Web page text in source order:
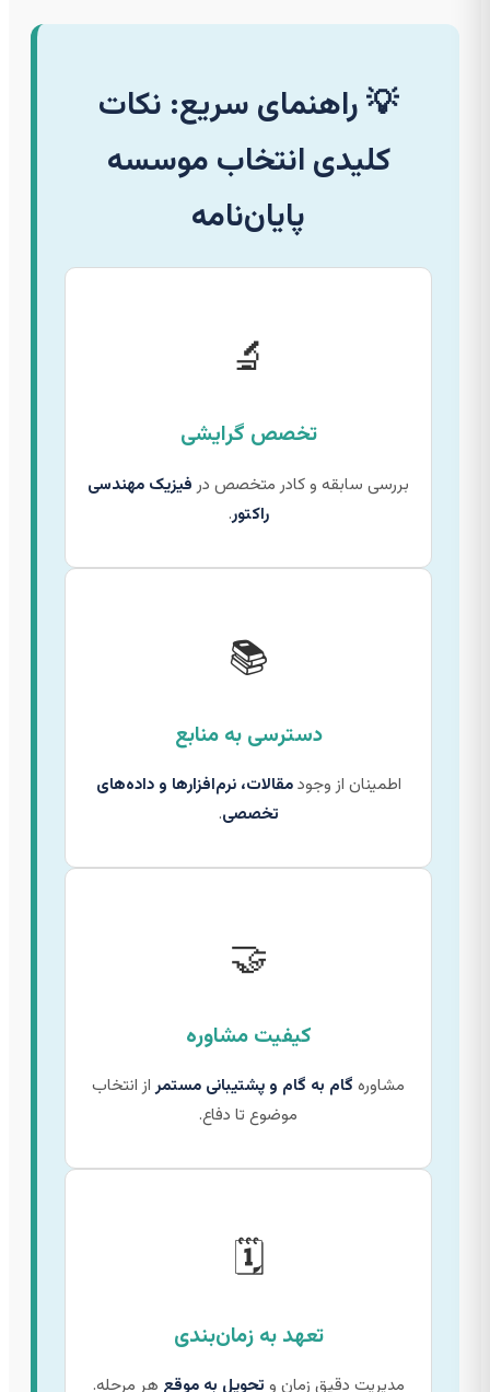
💡 راهنمای سریع: نکات
کلیدی انتخاب موسسه
پایان‌نامه
🔬
تخصص گرایشی
بررسی سابقه و کادر متخصص در فیزیک مهندسی
راکتور.
📚
دسترسی به منابع
اطمینان از وجودمقالات، نرم‌افزارها و داده‌های
تخصصی.
🤝
کیفیت مشاوره
مشاوره گام به گام و پشتیبانی مستمر از انتخاب
موضوع تا دفاع.
🗓️
تعهد به زمان‌بندی
مدیریت دقیق زمان و تحویل به موقع هر مرحله.